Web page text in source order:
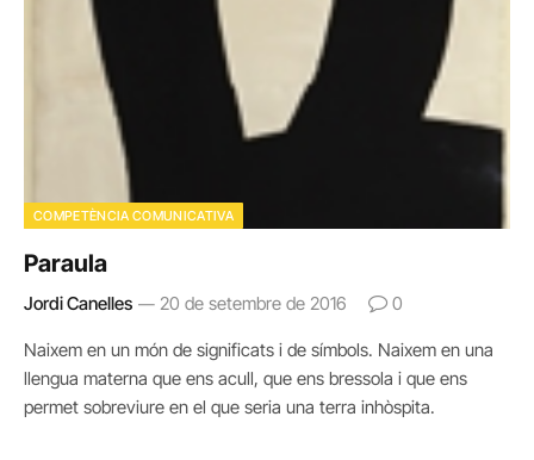
COMPETÈNCIA COMUNICATIVA
Paraula
Jordi Canelles 20 de setembre de 2016 0
Naixem en un món de significats i de símbols. Naixem en una
llengua materna que ens acull, que ens bressola i que ens
permet sobreviure en el que seria una terra inhòspita.